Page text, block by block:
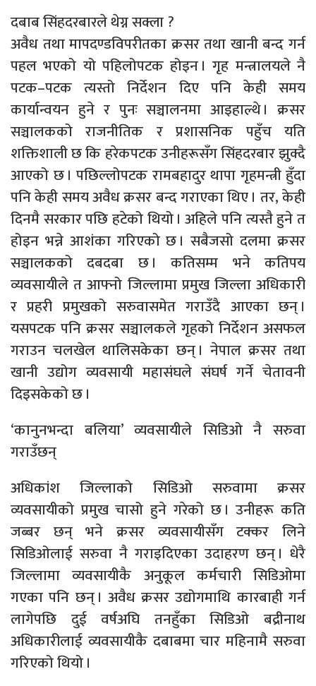
दबाब सिंहदरबारले थेग्न सक्ला ?
अवैध तथा मापदण्डविपरीतका क्रसर तथा खानी बन्द गर्न
पहल भएको यो पहिलोपटक होइन । गृह मन्त्रालयले नै
पटक–पटक त्यस्तो निर्देशन दिए पनि केही समय
कार्यान्वयन हुने र पुनः सञ्चालनमा आइहाल्थे । क्रसर
सञ्चालकको राजनीतिक र प्रशासनिक पहुँच यति
शक्तिशाली छ कि हरेकपटक उनीहरूसँग सिंहदरबार झुक्दै
आएको छ । पछिल्लोपटक रामबहादुर थापा गृहमन्त्री हुँदा
पनि केही समय अवैध क्रसर बन्द गराएका थिए । तर, केही
दिनमै सरकार पछि हटेको थियो । अहिले पनि त्यस्तै हुने त
होइन भन्ने आशंका गरिएको छ । सबैजसो दलमा क्रसर
सञ्चालकको दबदबा छ । कतिसम्म भने कतिपय
व्यवसायीले त आफ्नो जिल्लामा प्रमुख जिल्ला अधिकारी
र प्रहरी प्रमुखको सरुवासमेत गराउँदै आएका छन् ।
यसपटक पनि क्रसर सञ्चालकले गृहको निर्देशन असफल
गराउन चलखेल थालिसकेका छन् । नेपाल क्रसर तथा
खानी उद्योग व्यवसायी महासंघले संघर्ष गर्ने चेतावनी
दिइसकेको छ ।
‘कानुनभन्दा बलिया’ व्यवसायीले सिडिओ नै सरुवा
गराउँछन्
अधिकांश जिल्लाको सिडिओ सरुवामा क्रसर
व्यवसायीको प्रमुख चासो हुने गरेको छ । उनीहरू कति
जब्बर छन् भने क्रसर व्यवसायीसँग टक्कर लिने
सिडिओलाई सरुवा नै गराइदिएका उदाहरण छन् । धेरै
जिल्लामा व्यवसायीकै अनुकूल कर्मचारी सिडिओमा
गएका पनि छन् । अवैध क्रसर उद्योगमाथि कारबाही गर्न
लागेपछि दुई वर्षअघि तनहुँका सिडिओ बद्रीनाथ
अधिकारीलाई व्यवसायीकै दबाबमा चार महिनामै सरुवा
गरिएको थियो ।